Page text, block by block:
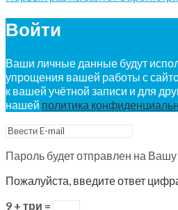
Войти
Ваши личные данные будут
упрощения вашей работы с
к вашей учётной записи и для
нашей политика
Пароль будет отправлен на Вашу
Пожалуйста, введите ответ
9 + три =